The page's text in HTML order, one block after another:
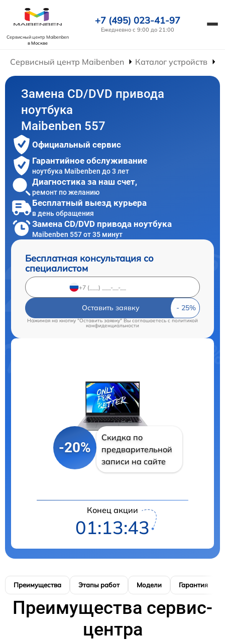
Сервисный центр Maibenben
в Москве
+7 (495) 023-41-97
Ежедневно с 9:00 до 21:00
Сервисный центр Maibenben Каталог устройств
Замена CD/DVD привода
ноутбука
Maibenben 557
Официальный сервис
Гарантийное обслуживание
ноутбука Maibenben до 3 лет
Диагностика за наш счет,
ремонт по желанию
Бесплатный выезд курьера
в день обращения
Замена CD/DVD привода ноутбука
Maibenben 557 от 35 минут
Бесплатная консультация со
специалистом
Оставить заявку
Нажимая на кнопку "Оставить заявку" Вы соглашаетесь cполитикой
конфиденциальности
-20%
Скидка по
предварительной
записи на сайте
Конец акции
01:13:42
Преимущества Этапы работ Модели Гарантия
Преимущества сервис-
центра